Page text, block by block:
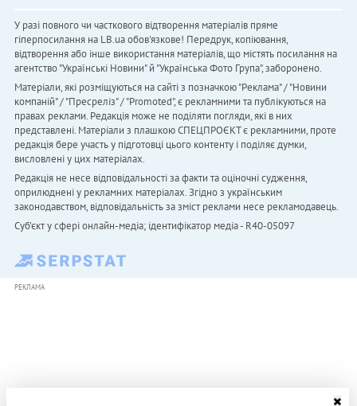
У разі повного чи часткового відтворення матеріалів пряме
гіперпосилання на LB.ua обов'язкове! Передрук, копіювання,
відтворення або інше використання матеріалів, що містять посилання на
агентство "Українськi Новини" й "Українська Фото Група", заборонено.
Матеріали, які розміщуються на сайті з позначкою "Реклама" / "Новини
компаній" / "Пресреліз" / "Promoted", є рекламними та публікуються на
правах реклами. Редакція може не поділяти погляди, які в них
представлені. Матеріали з плашкою СПЕЦПРОЄКТ є рекламними, проте
редакція бере участь у підготовці цього контенту і поділяє думки,
висловлені у цих матеріалах.
Редакція не несе відповідальності за факти та оціночні судження,
оприлюднені у рекламних матеріалах. Згідно з українським
законодавством, відповідальність за зміст реклами несе рекламодавець.
Cуб'єкт у сфері онлайн-медіа; ідентифікатор медіа - R40-05097
РЕКЛАМА